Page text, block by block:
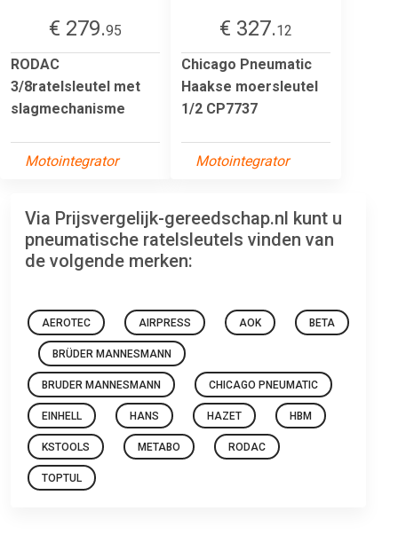
€ 279.95
RODAC
3/8ratelsleutel met
slagmechanisme
Motointegrator
€ 327.12
Chicago Pneumatic
Haakse moersleutel
1/2 CP7737
Motointegrator
Via Prijsvergelijk-gereedschap.nl kunt u
pneumatische ratelsleutels vinden van
de volgende merken:
AEROTEC AIRPRESS AOK BETA
BRÜDER MANNESMANN
BRUDER MANNESMANN CHICAGO PNEUMATIC
EINHELL HANS HAZET HBM
KSTOOLS METABO RODAC
TOPTUL